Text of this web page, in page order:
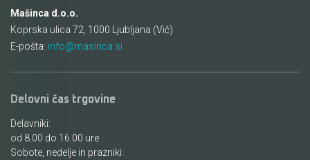
Mašinca d.o.o.
Koprska ulica 72, 1000 Ljubljana (Vič)
E-pošta: info@masinca.si
Delovni čas trgovine
Delavniki:
od 8.00 do 16.00 ure
Sobote, nedelje in prazniki: